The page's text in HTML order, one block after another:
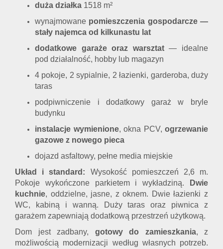
duża działka 1518 m²
wynajmowane pomieszczenia gospodarcze —
stały najemca od kilkunastu lat
dodatkowe garaże oraz warsztat— idealne
pod działalność, hobby lub magazyn
4 pokoje, 2 sypialnie, 2 łazienki, garderoba, duży
taras
podpiwniczenie i dodatkowy garaż w bryle
budynku
instalacje wymienione, okna PCV, ogrzewanie
gazowe z nowego pieca
dojazd asfaltowy, pełne media miejskie
Układ i standard: Wysokość pomieszczeń 2,6 m.
Pokoje wykończone parkietem i wykładziną.
Dwie
kuchnie, oddzielne, jasne, z oknem. Dwie łazienki z
WC, kabiną i wanną. Duży taras oraz piwnica z
garażem zapewniają dodatkową przestrzeń użytkową.
Dom jest zadbany, gotowy do zamieszkania, z
możliwością modernizacji według własnych potrzeb.